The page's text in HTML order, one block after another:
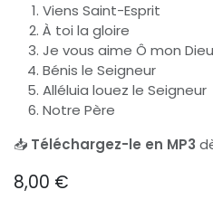
Viens Saint-Esprit
À toi la gloire
Je vous aime Ô mon Dieu
Bénis le Seigneur
Alléluia louez le Seigneur
Notre Père
📥 Téléchargez-le en MP3
8,00 €